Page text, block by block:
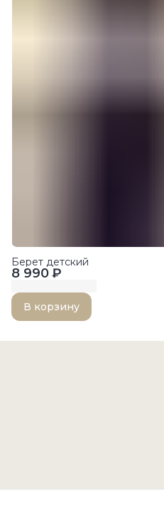
8 990 ₽
Берет детский
В корзину